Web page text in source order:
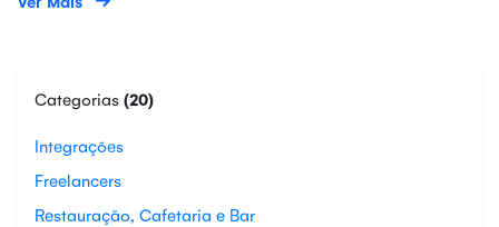
Categorias (20)
Integrações
Freelancers
Restauração, Cafetaria e Bar